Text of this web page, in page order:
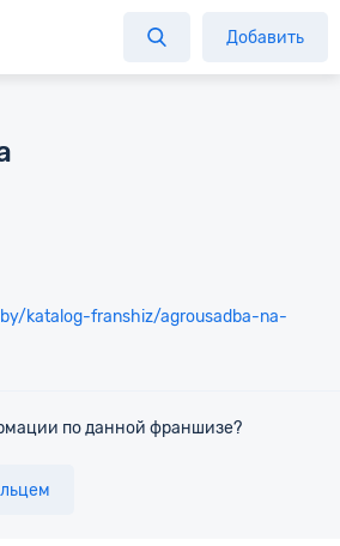
Добавить
katalog-franshiz/agrousadba-na-
по данной франшизе?